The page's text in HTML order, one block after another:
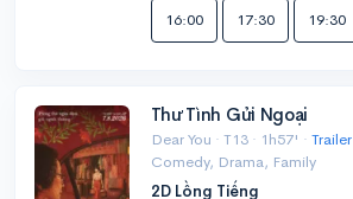
16:00 17:30 19:30
Thư Tình Gửi Ngoại
Dear You · T13 · 1h57' · Trailer
Comedy, Drama, Family
2D Lồng Tiếng